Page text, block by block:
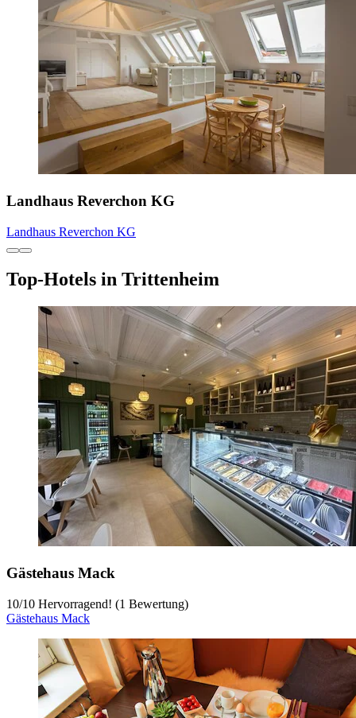
Landhaus Reverchon KG
Landhaus Reverchon KG
Top-Hotels in Trittenheim
Gästehaus Mack
10/10 Hervorragend! (1 Bewertung)
Gästehaus Mack